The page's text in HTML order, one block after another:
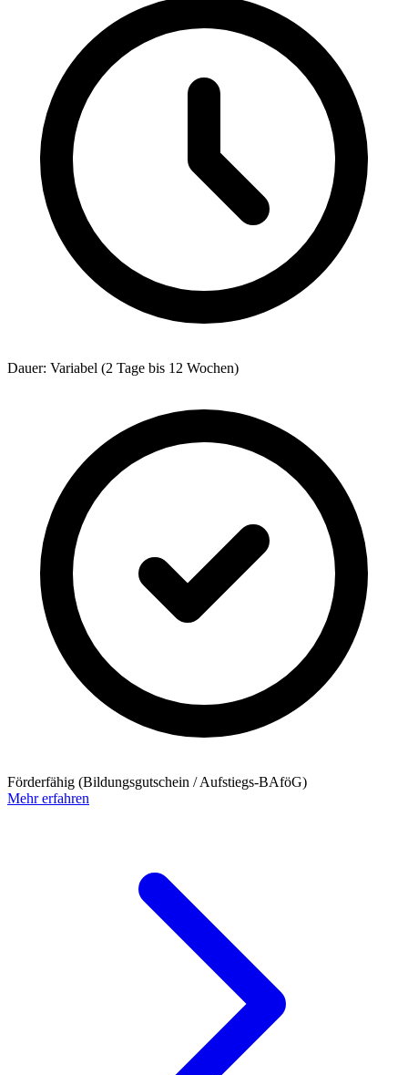
Dauer: Variabel (2 Tage bis 12 Wochen)
Förderfähig (Bildungsgutschein / Aufstiegs-BAföG)
Mehr erfahren